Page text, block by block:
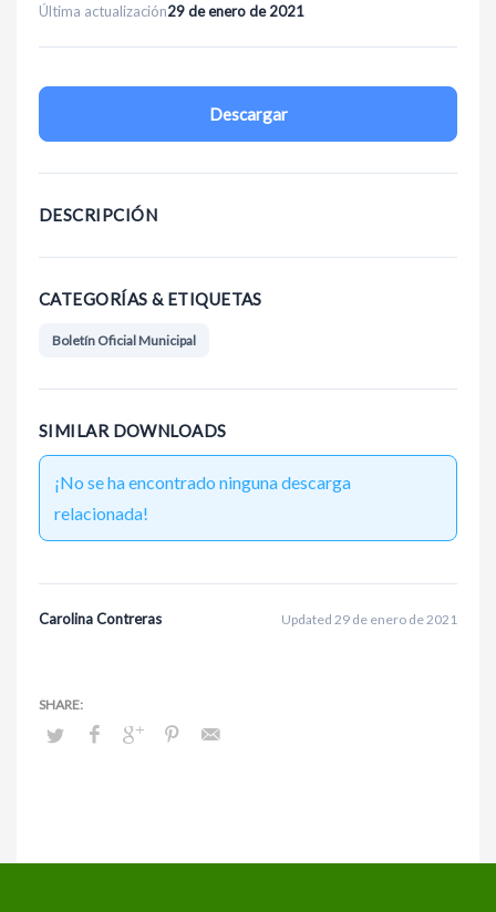
Última actualización29 de enero de 2021
Descargar
DESCRIPCIÓN
CATEGORÍAS & ETIQUETAS
Boletín Oficial Municipal
SIMILAR DOWNLOADS
¡No se ha encontrado ninguna descarga
relacionada!
Carolina Contreras Updated 29 de enero de 2021